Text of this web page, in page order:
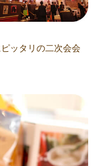
ッタリの二次会会